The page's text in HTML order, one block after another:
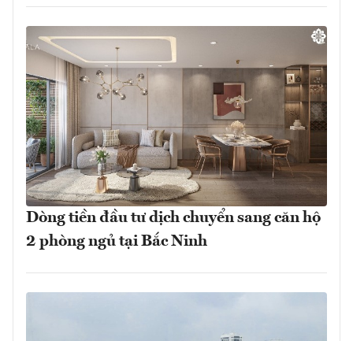
Dòng tiền đầu tư dịch chuyển sang căn hộ
2 phòng ngủ tại Bắc Ninh